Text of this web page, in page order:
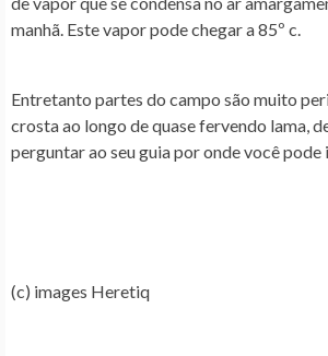
manhã. Este vapor pode chegar a 85º c.
Entretanto partes do campo são muito
crosta ao longo de quase fervendo lama,
perguntar ao seu guia por onde você pode
(c) images Heretiq